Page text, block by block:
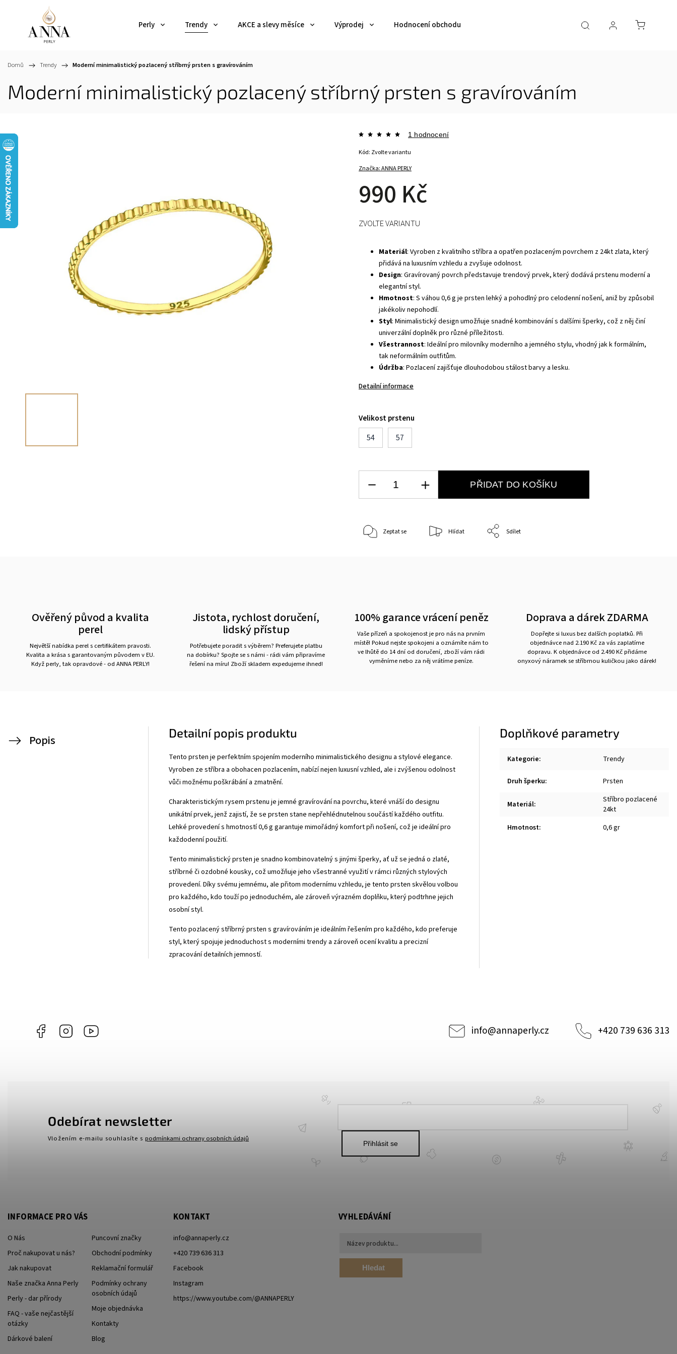
Perly Trendy AKCE a slevy měsíce Výprodej Hodnocení obchodu
Domů / Trendy / Moderní minimalistický pozlacený stříbrný prsten s gravírováním
Moderní minimalistický pozlacený stříbrný prsten s gravírováním
Značka:ANNA PERLY
1 hodnocení
990 Kč
Kód: Zvolte variantu
Materiál: Vyroben z kvalitního stříbra a opatřen pozlaceným povrchem z 24kt zlata, který
přidává na luxusním vzhledu a zvyšuje odolnost.
Design: Gravírovaný povrch představuje trendový prvek, který dodává prstenu moderní a
elegantní styl.
Hmotnost: S váhou 0,6 g je prsten lehký a pohodlný pro celodenní nošení, aniž by způsobil
jakékoliv nepohodlí.
Styl: Minimalistický design umožňuje snadné kombinování s dalšími šperky, což z něj činí
univerzální doplněk pro různé příležitosti.
Všestrannost: Ideální pro milovníky moderního a jemného stylu, vhodný jak k formálním,
tak neformálním outfitům.
Údržba: Pozlacení zajišťuje dlouhodobou stálost barvy a lesku.
Detailní informace
Velikost prstenu
54
57
ZVOLTE VARIANTU
PŘIDAT DO KOŠÍKU
Zeptat se Hlídat Sdílet
Ověřený původ a kvalita
perel
Největší nabídka perel s certifikátem pravosti.
Kvalita a krása s garantovaným původem v EU.
Když perly, tak opravdové - od ANNA PERLY!
Jistota, rychlost doručení,
lidský přístup
Potřebujete poradit s výběrem? Preferujete platbu
na dobírku? Spojte se s námi - rádi vám připravíme
řešení na míru! Zboží skladem expedujeme ihned!
100% garance vrácení peněz
Vaše přízeň a spokojenost je pro nás na prvním
místě! Pokud nejste spokojeni a oznámíte nám to
ve lhůtě do 14 dní od doručení, zboží vám rádi
vyměníme nebo za něj vrátíme peníze.
Doprava a dárek ZDARMA
Dopřejte si luxus bez dalších poplatků. Při
objednávce nad 2.190 Kč za vás zaplatíme
dopravu. K objednávce od 2.490 Kč přidáme
onyxový náramek se stříbrnou kuličkou jako dárek!
Popis Detailní popis produktu
Tento prsten je perfektním spojením moderního minimalistického designu a stylové elegance.
Vyroben ze stříbra a obohacen pozlacením, nabízí nejen luxusní vzhled, ale i zvýšenou odolnost
vůči možnému poškrábání a zmatnění.
Charakteristickým rysem prstenu je jemné gravírování na povrchu, které vnáší do designu
unikátní prvek, jenž zajistí, že se prsten stane nepřehlédnutelnou součástí každého outfitu.
Lehké provedení s hmotností 0,6 g garantuje mimořádný komfort při nošení, což je ideální pro
každodenní použití.
Tento minimalistický prsten je snadno kombinovatelný s jinými šperky, ať už se jedná o zlaté,
stříbrné či ozdobné kousky, což umožňuje jeho všestranné využití v rámci různých stylových
provedení. Díky svému jemnému, ale přitom modernímu vzhledu, je tento prsten skvělou volbou
pro každého, kdo touží po jednoduchém, ale zároveň výrazném doplňku, který podtrhne jejich
osobní styl.
Tento pozlacený stříbrný prsten s gravírováním je ideálním řešením pro každého, kdo preferuje
styl, který spojuje jednoduchost s moderními trendy a zároveň ocení kvalitu a precizní
zpracování detailních jemností.
Doplňkové parametry
Kategorie: Trendy
Druh šperku: Prsten
Materiál:
Stříbro pozlacené
24kt
Hmotnost: 0,6 gr
Facebook Instagram info@annaperly.cz +420 739 636 313
INFORMACE PRO VÁS
O Nás
Proč nakupovat u nás?
Jak nakupovat
Naše značka Anna Perly
Perly - dar přírody
FAQ - vaše nejčastější
otázky
Dárkové balení
Puncovní značky
Obchodní podmínky
Reklamační formulář
Podmínky ochrany
osobních údajů
Moje objednávka
Kontakty
Blog
KONTAKT
info@annaperly.cz
+420 739 636 313
Facebook
Instagram
https://www.youtube.com/@ANNAPERLY
Odebírat newsletter
Vložením e-mailu souhlasíte s podmínkami ochrany osobních údajů
Přihlásit se
VYHLEDÁVÁNÍ
Hledat